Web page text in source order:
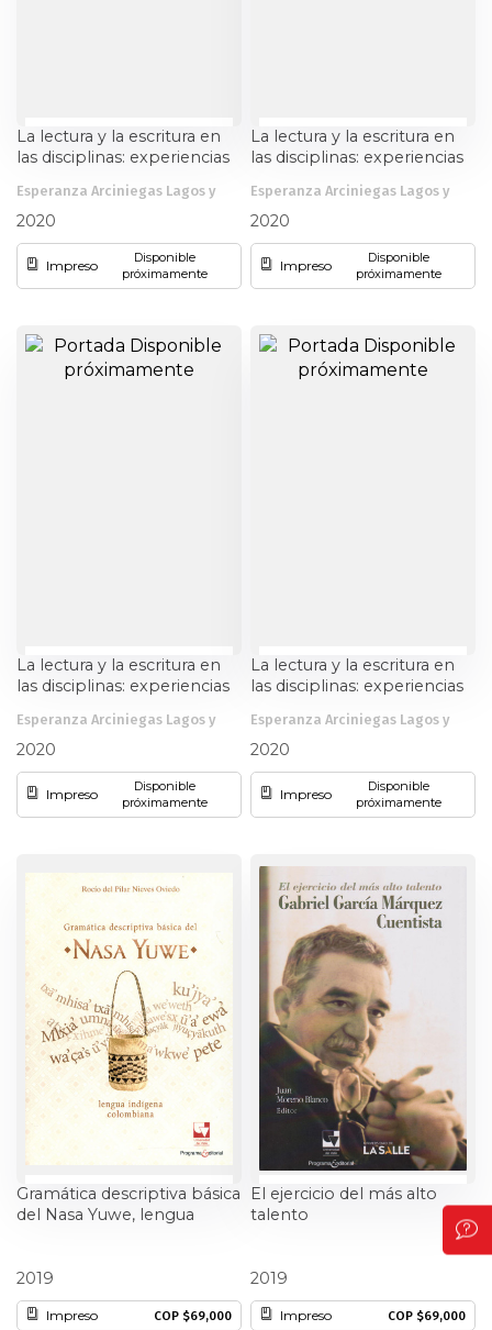
La lectura y la escritura en
las disciplinas: experiencias
en la Universidad del Valle.
Vol. II. Leer y escribir en la
Facultad de Salud
Esperanza Arciniegas Lagos y
2020
Impreso
Disponible
próximamente
La lectura y la escritura en
las disciplinas: experiencias
en la Universidad del Valle.
Vol. III. Leer y escribir en la
Facultad de Ingeniería
Esperanza Arciniegas Lagos y
2020
Impreso
Disponible
próximamente
La lectura y la escritura en
las disciplinas: experiencias
en la Universidad del Valle.
Vol. IV. Leer y escribir en
Trabajo social
Esperanza Arciniegas Lagos y
2020
Impreso
Disponible
próximamente
La lectura y la escritura en
las disciplinas: experiencias
en la Universidad del Valle.
Vol. V. Experiencias en las
áreas de recreación
Esperanza Arciniegas Lagos y
2020
Impreso
Disponible
próximamente
Gramática descriptiva básica
del Nasa Yuwe, lengua
2019
Impreso COP $69,000
El ejercicio del más alto
talento
2019
Impreso COP $69,000